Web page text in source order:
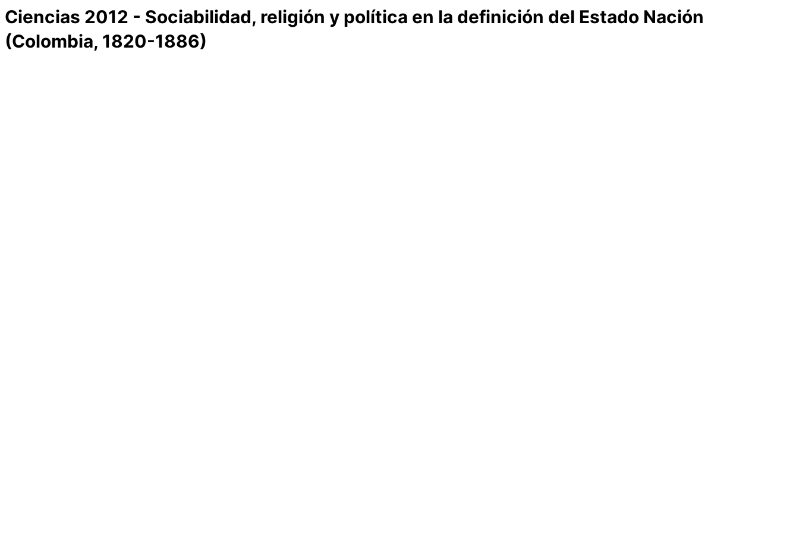
Ciencias 2012 - Sociabilidad, religión y política en la definición del Estado Nación
(Colombia, 1820-1886)